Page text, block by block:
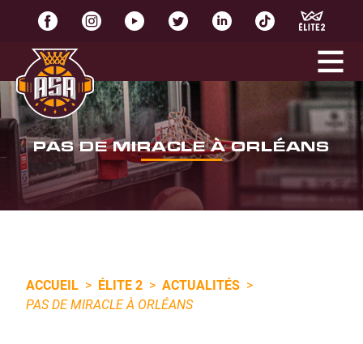
PAS DE MIRACLE À ORLÉANS
ACCUEIL > ÉLITE 2 > ACTUALITÉS >
PAS DE MIRACLE À ORLÉANS